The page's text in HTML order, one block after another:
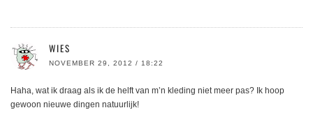
WIES
NOVEMBER 29, 2012 / 18:22
Haha, wat ik draag als ik de helft van m’n kleding niet meer pas? Ik hoop
gewoon nieuwe dingen natuurlijk!